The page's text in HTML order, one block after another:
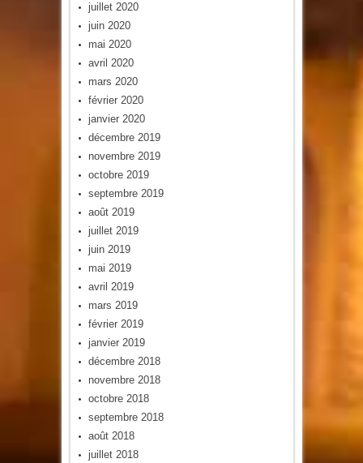
juillet 2020
juin 2020
mai 2020
avril 2020
mars 2020
février 2020
janvier 2020
décembre 2019
novembre 2019
octobre 2019
septembre 2019
août 2019
juillet 2019
juin 2019
mai 2019
avril 2019
mars 2019
février 2019
janvier 2019
décembre 2018
novembre 2018
octobre 2018
septembre 2018
août 2018
juillet 2018